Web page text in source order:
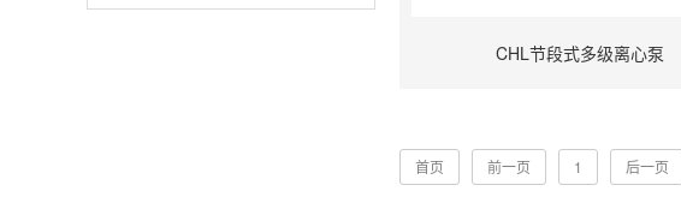
CHL节段式多级离心泵
首页 前一页 1 后一页